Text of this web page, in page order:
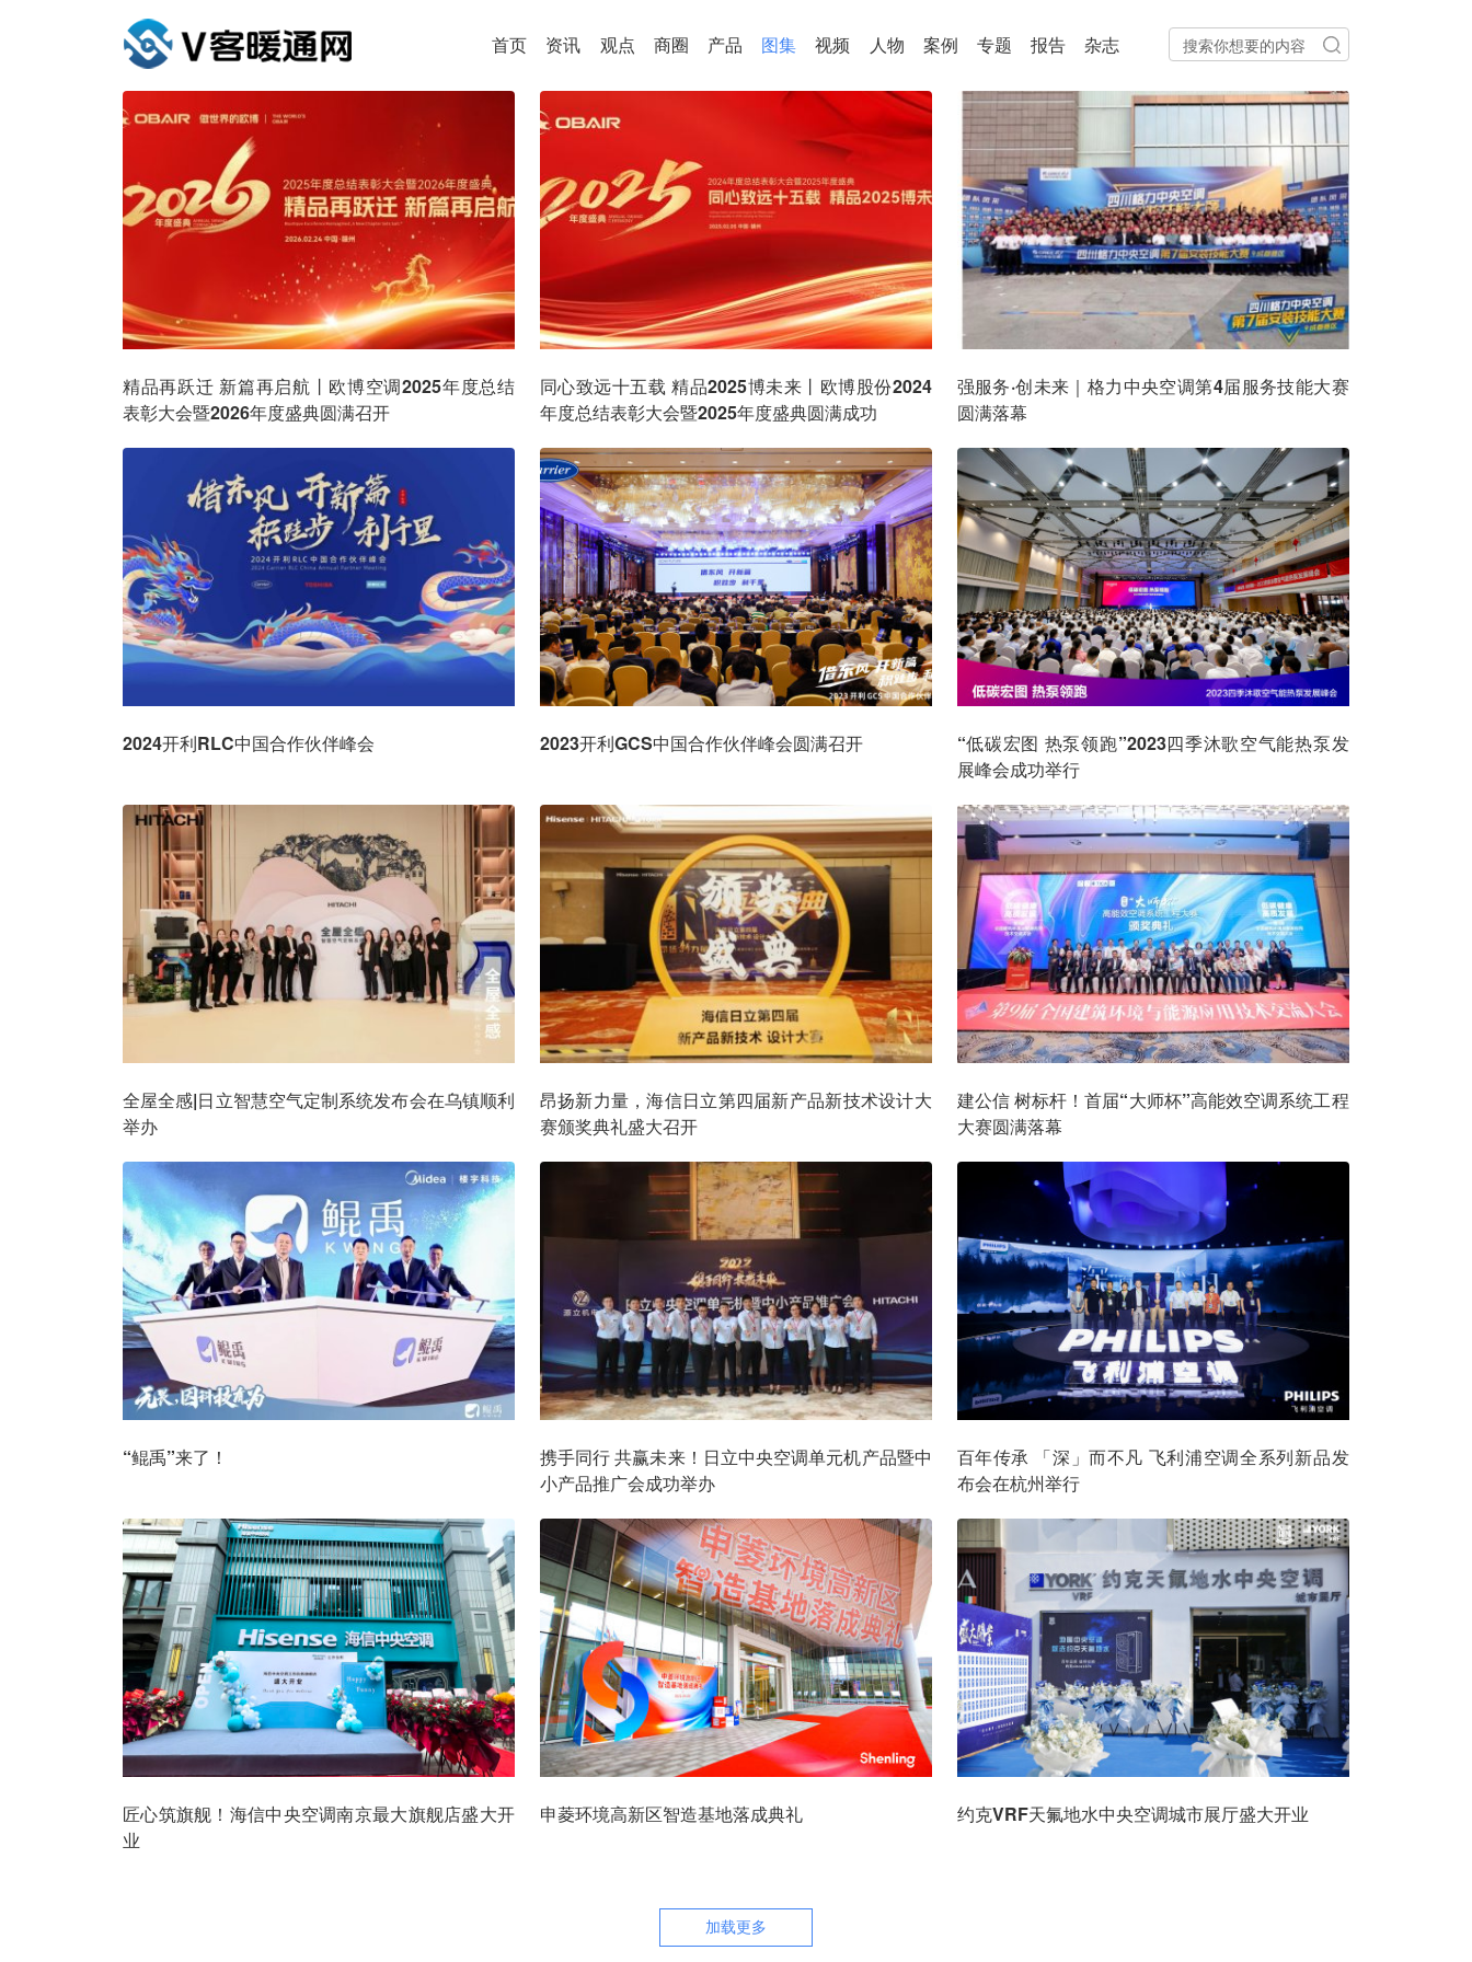
首页 资讯 观点 商圈 产品 图集 视频 人物 案例 专题 报告 杂志
精品再跃迁 新篇再启航丨欧博空调2025年度总结
表彰大会暨2026年度盛典圆满召开
同心致远十五载 精品2025博未来丨欧博股份2024
年度总结表彰大会暨2025年度盛典圆满成功
强服务·创未来｜格力中央空调第4届服务技能大赛
圆满落幕
2024开利RLC中国合作伙伴峰会 2023开利GCS中国合作伙伴峰会圆满召开
“低碳宏图 热泵领跑”2023四季沐歌空气能热泵发
展峰会成功举行
全屋全感|日立智慧空气定制系统发布会在乌镇顺利
举办
昂扬新力量，海信日立第四届新产品新技术设计大
赛颁奖典礼盛大召开
建公信 树标杆！首届“大师杯”高能效空调系统工程
大赛圆满落幕
“鲲禹”来了！
携手同行 共赢未来！日立中央空调单元机产品暨中
小产品推广会成功举办
百年传承 「深」而不凡 飞利浦空调全系列新品发
布会在杭州举行
匠心筑旗舰！海信中央空调南京最大旗舰店盛大开
业
申菱环境高新区智造基地落成典礼 约克VRF天氟地水中央空调城市展厅盛大开业
加载更多